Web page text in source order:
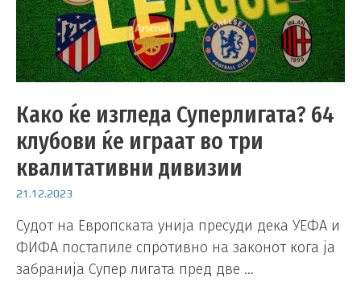
Како ќе изгледа Суперлигата? 64
клубови ќе играат во три
квалитативни дивизии
21.12.2023
Судот на Европската унија пресуди дека УЕФА и
ФИФА постапиле спротивно на законот кога ја
забранија Супер лигата пред две …